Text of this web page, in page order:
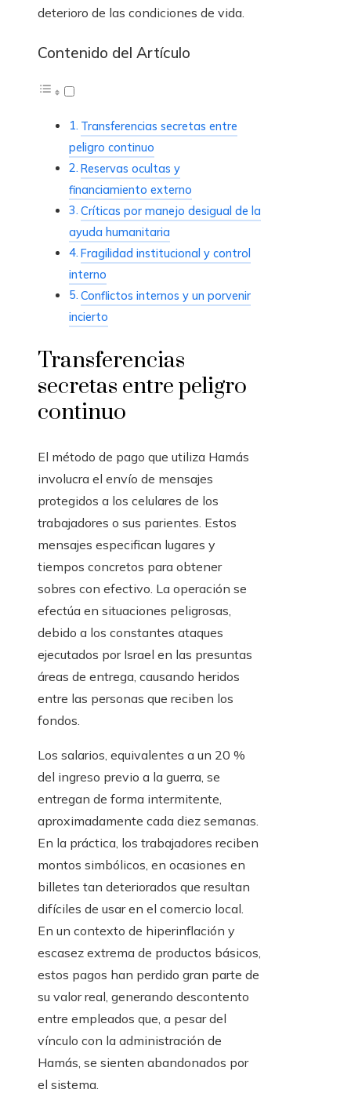
deterioro de las condiciones de vida.
Contenido del Artículo
Transferencias secretas entre
peligro continuo
Reservas ocultas y
financiamiento externo
Críticas por manejo desigual de la
ayuda humanitaria
Fragilidad institucional y control
interno
Conflictos internos y un porvenir
incierto
Transferencias
secretas entre peligro
continuo
El método de pago que utiliza Hamás
involucra el envío de mensajes
protegidos a los celulares de los
trabajadores o sus parientes. Estos
mensajes especifican lugares y
tiempos concretos para obtener
sobres con efectivo. La operación se
efectúa en situaciones peligrosas,
debido a los constantes ataques
ejecutados por Israel en las presuntas
áreas de entrega, causando heridos
entre las personas que reciben los
fondos.
Los salarios, equivalentes a un 20 %
del ingreso previo a la guerra, se
entregan de forma intermitente,
aproximadamente cada diez semanas.
En la práctica, los trabajadores reciben
montos simbólicos, en ocasiones en
billetes tan deteriorados que resultan
difíciles de usar en el comercio local.
En un contexto de hiperinflación y
escasez extrema de productos básicos,
estos pagos han perdido gran parte de
su valor real, generando descontento
entre empleados que, a pesar del
vínculo con la administración de
Hamás, se sienten abandonados por
el sistema.